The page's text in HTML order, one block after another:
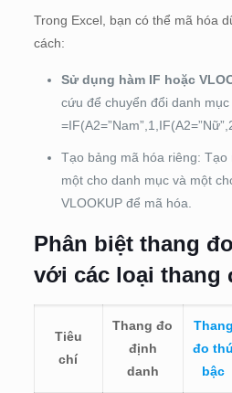
Trong Excel, bạn có thể mã hóa
cách:
Sử dụng hàm IF hoặc
cứu để chuyển đổi danh mục
Tạo bảng mã hóa riêng: Tạo
một cho danh mục và một
VLOOKUP để mã hóa.
Phân biệt thang
với các loại thang
Tiêu
chí
Thang đo
định
danh
Thang
đo
bậc